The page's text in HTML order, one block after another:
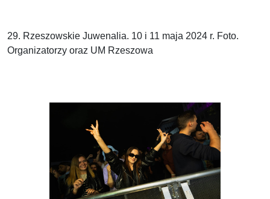
29. Rzeszowskie Juwenalia. 10 i 11 maja 2024 r. Foto.
Organizatorzy oraz UM Rzeszowa